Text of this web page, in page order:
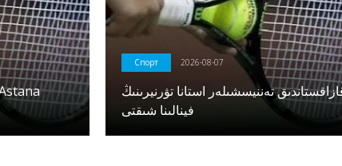
Спорт 2026-08-07
تەننيسشىلەر استانا تۋرنيرىنىڭ
فينالىنا شىقتى